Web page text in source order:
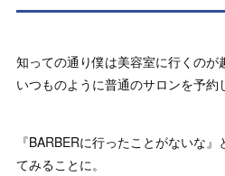
知っての通り僕は美容室に行くのが
いつものように普通のサロンを予約
『BARBERに行ったことがないな
てみることに。